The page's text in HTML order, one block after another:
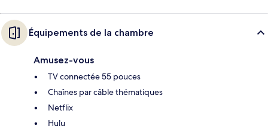
Équipements de la chambre
Amusez-vous
TV connectée 55 pouces
Chaînes par câble thématiques
Netflix
Hulu